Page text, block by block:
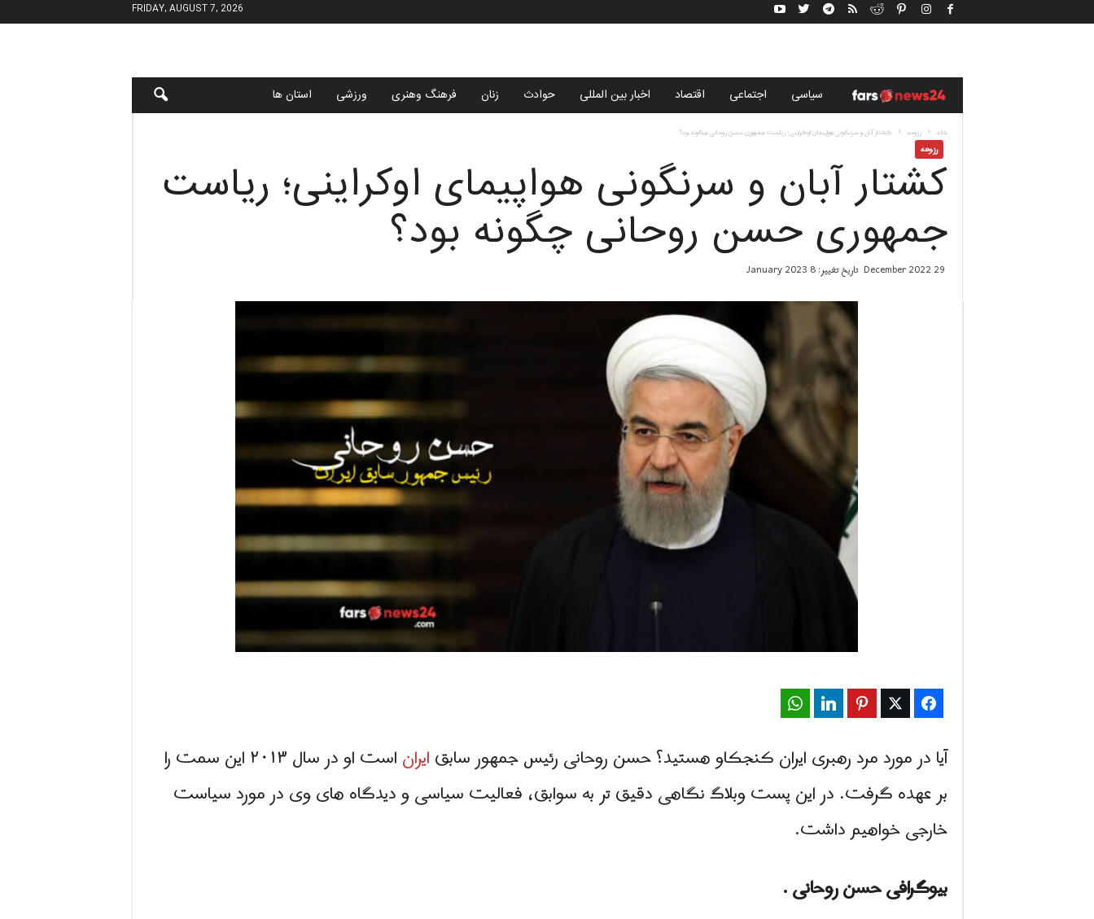
FRIDAY, AUGUST 7, 2026
ب
ر
ز
ا
ر
ف
ر
4
سياسى اجتماعی اقتصاد اخبار بین المللی حوادث زنان فرهنگ وهنری ورزشی استان ها
خانه رزومه کشتار آبان و سرنگونی هواپیمای اوکراینی؛ ریاست جمهوری حسن روحانی چگونه بود؟
رزومه
کشتار آبان و سرنگونی هواپیمای اوکراینی؛ ریاست
جمهوری حسن روحانی چگونه بود؟
29 December 2022 تاریخ تغییر: 8 January 2023
Facebook
Twitter
Pinterest
LinkedIn
آیا در مورد مرد رهبری ایران کنجکاو هستید؟ حسن روحانی رئیس جمهور سابقایران
است او در سال ۲۰۱۳ این سمت را
بر عهده گرفت. در این پست وبلاگ نگاهی دقیق تر به سوابق، فعالیت سیاسی و دیدگاه های وی در مورد سیاست
خارجی خواهیم داشت.
بیوگرافی حسن روحانی .